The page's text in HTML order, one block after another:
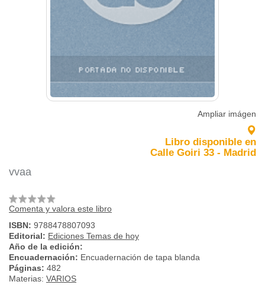
Ampliar imágen
Libro disponible en
Calle Goiri 33 - Madrid
vvaa
Comenta y valora este libro
ISBN: 9788478807093
Editorial: Ediciones Temas de hoy
Año de la edición:
Encuadernación: Encuadernación de tapa blanda
Páginas: 482
Materias: VARIOS